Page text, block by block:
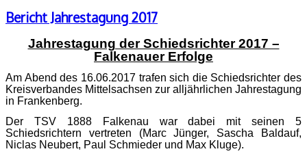
Bericht Jahrestagung 2017
Jahrestagung der Schiedsrichter 2017 –
Falkenauer Erfolge
Am Abend des 16.06.2017 trafen sich die Schiedsrichter des
Kreisverbandes Mittelsachsen zur alljährlichen Jahrestagung
in Frankenberg.
Der TSV 1888 Falkenau war dabei mit seinen 5
Schiedsrichtern vertreten (Marc Jünger, Sascha Baldauf,
Niclas Neubert, Paul Schmieder und Max Kluge).